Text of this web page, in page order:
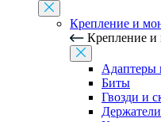
Крепление и
Крепление и
Адаптеры
Биты
Гвозди и